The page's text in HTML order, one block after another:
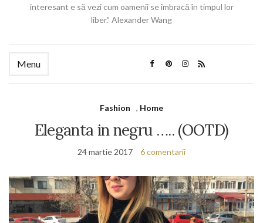
interesant e să vezi cum oamenii se îmbracă în timpul lor
liber.” Alexander Wang
Menu
Fashion , Home
Eleganta in negru ….. (OOTD)
24 martie 2017 6 comentarii